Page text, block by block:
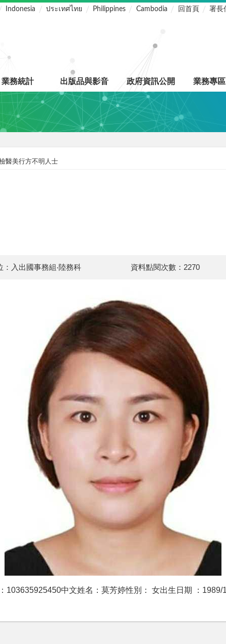
Indonesia ประเทศไทย Philippines Cambodia 回首頁 署長
業務統計 出版品與影音 政府資訊公開 業務專區
醫美行方不明人士
：入出國事務組‧陸務科 資料點閱次數：2270
103635925450中文姓名：莫芳婷性別： 女出生日期 ：1989/